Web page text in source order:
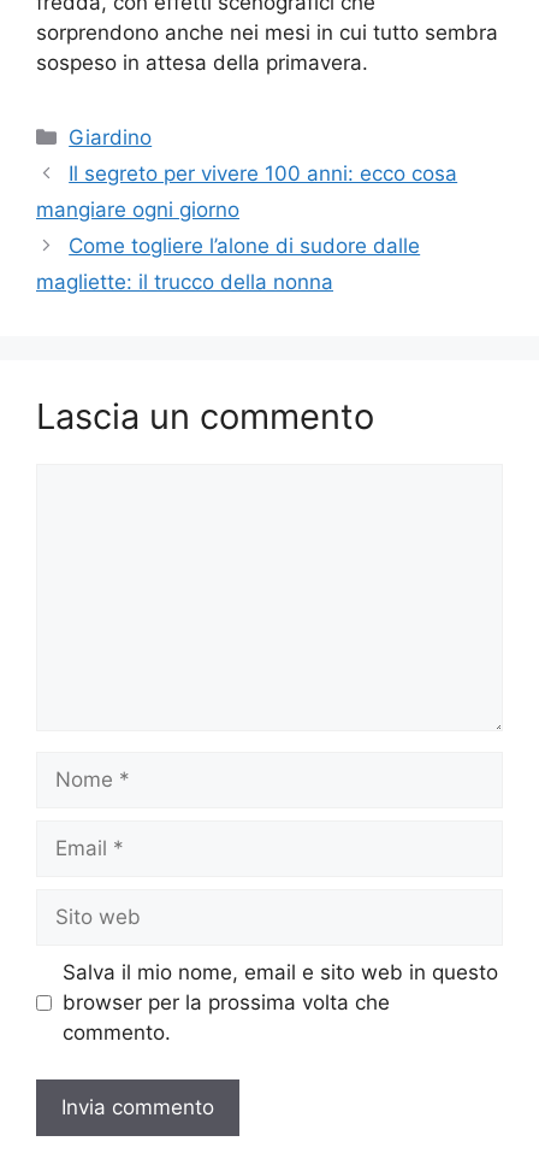
sorprendono anche nei mesi in cui tutto sembra
sospeso in attesa della primavera.
Categorie
Giardino
Il segreto per vivere 100 anni: ecco cosa
mangiare ogni giorno
Come togliere l’alone di sudore dalle
magliette: il trucco della nonna
Lascia un commento
Nome
Email
Sito
web
Salva il mio nome, email e sito web in questo
browser per la prossima volta che
commento.